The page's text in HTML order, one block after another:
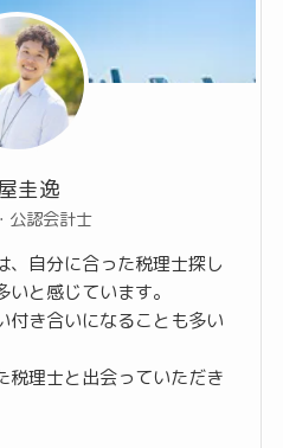
圭逸
公認会計士
、自分に合った税理士探し
と感じています。
付き合いになることも多い
税理士と出会っていただき